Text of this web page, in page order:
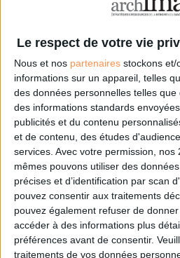
Le respect de votre vie
Nous et nos partenaires stockons et/
informations sur un appareil, telles
des données personnelles telles
des informations standards
publicités et du contenu
et de contenu, des études
services. Avec votre permission, nos
mêmes pouvons utiliser des
précises et d’identification par scan
pouvez consentir aux traitements
pouvez également refuser de
accéder à des informations plus
préférences avant de consentir.
traitements de vos données
LES LIVRES BLANCS
LES SUPPLÉMENTS
NOS OFFRES D'ABONNEMENTS
Mot de passe
Pas encore
Je m'inscris pour
ou déposer